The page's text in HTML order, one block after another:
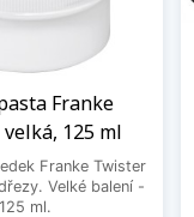
Franke
125 ml
Franke Twister
Velké balení -
125 ml.